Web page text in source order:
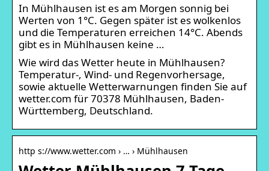
In Mühlhausen ist es am Morgen sonnig bei
Werten von 1°C. Gegen später ist es wolkenlos
und die Temperaturen erreichen 14°C. Abends
gibt es in Mühlhausen keine …
Wie wird das Wetter heute in Mühlhausen?
Temperatur-, Wind- und Regenvorhersage,
sowie aktuelle Wetterwarnungen finden Sie auf
wetter.com für 70378 Mühlhausen, Baden-
Württemberg, Deutschland.
http s://www.wetter.com › … › Mühlhausen